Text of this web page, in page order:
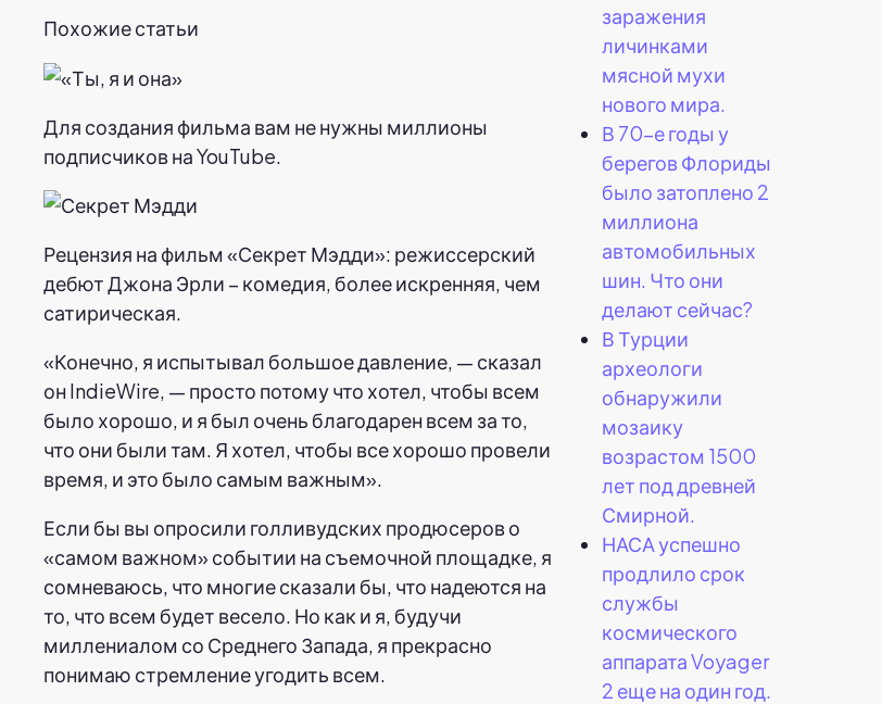
Похожие статьи
Для создания фильма вам не нужны миллионы
подписчиков на YouTube.
Рецензия на фильм «Секрет Мэдди»: режиссерский
дебют Джона Эрли – комедия, более искренняя, чем
сатирическая.
«Конечно, я испытывал большое давление, — сказал
он IndieWire, — просто потому что хотел, чтобы всем
было хорошо, и я был очень благодарен всем за то,
что они были там. Я хотел, чтобы все хорошо провели
время, и это было самым важным».
Если бы вы опросили голливудских продюсеров о
«самом важном» событии на съемочной площадке, я
сомневаюсь, что многие сказали бы, что надеются на
то, что всем будет весело. Но как и я, будучи
миллениалом со Среднего Запада, я прекрасно
понимаю стремление угодить всем.
заражения
личинками
мясной мухи
нового мира.
В 70-е годы у
берегов Флориды
было затоплено 2
миллиона
автомобильных
шин. Что они
делают сейчас?
В Турции
археологи
обнаружили
мозаику
возрастом 1500
лет под древней
Смирной.
НАСА успешно
продлило срок
службы
космического
аппарата Voyager
2 еще на один год.